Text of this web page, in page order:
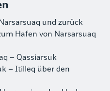
und zurück
Hafen von Narsarsuaq
– Qassiarsuk
– Itilleq über den